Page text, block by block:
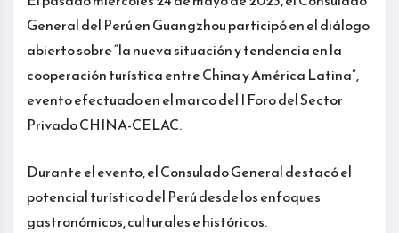
General del Perú en Guangzhou participó en el diálogo
abierto sobre “la nueva situación y tendencia en la
cooperación turística entre China y América Latina”,
evento efectuado en el marco del I Foro del Sector
Privado CHINA-CELAC.
Durante el evento, el Consulado General destacó el
potencial turístico del Perú desde los enfoques
gastronómicos, culturales e históricos.